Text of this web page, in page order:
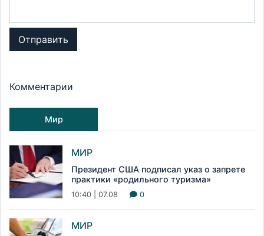
Отправить
Комментарии
Мир
МИР
Президент США подписал указ о запрете
практики «родильного туризма»
10:40 | 07.08 0
МИР